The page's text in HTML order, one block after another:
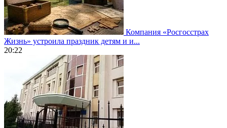
Компания «Росгосстрах
Жизнь» устроила праздник детям и и...
20:22